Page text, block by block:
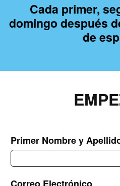
Cada primer,
domingo después
de
Primer Nombre y